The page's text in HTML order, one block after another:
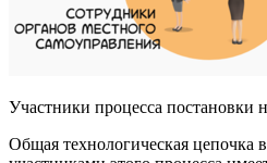
Участники процесса постановки
Общая технологическая цепочка